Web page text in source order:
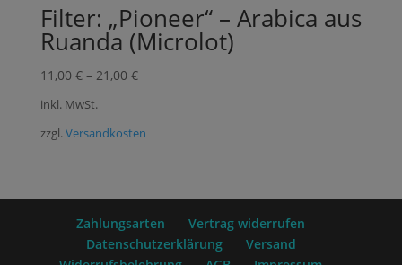
Filter: „Pioneer“ – Arabica aus
Ruanda (Microlot)
11,00 €– 21,00 €
inkl. MwSt.
zzgl.Versandkosten
Zahlungsarten
Vertrag widerrufen
Datenschutzerklärung
Versand